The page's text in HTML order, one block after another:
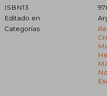
ISBN13
Editado en
Categorías